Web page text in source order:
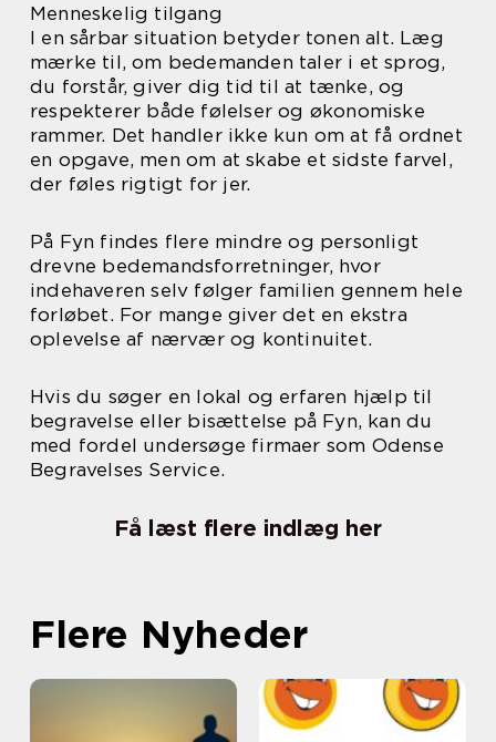
Menneskelig tilgang
I en sårbar situation betyder tonen alt. Læg
mærke til, om bedemanden taler i et sprog,
du forstår, giver dig tid til at tænke, og
respekterer både følelser og økonomiske
rammer. Det handler ikke kun om at få ordnet
en opgave, men om at skabe et sidste farvel,
der føles rigtigt for jer.
På Fyn findes flere mindre og personligt
drevne bedemandsforretninger, hvor
indehaveren selv følger familien gennem hele
forløbet. For mange giver det en ekstra
oplevelse af nærvær og kontinuitet.
Hvis du søger en lokal og erfaren hjælp til
begravelse eller bisættelse på Fyn, kan du
med fordel undersøge firmaer som Odense
Begravelses Service.
Få læst flere indlæg her
Flere Nyheder